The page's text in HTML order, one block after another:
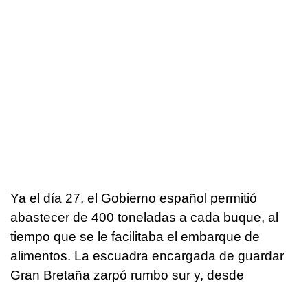
Ya el día 27, el Gobierno español permitió
abastecer de 400 toneladas a cada buque, al
tiempo que se le facilitaba el embarque de
alimentos. La escuadra encargada de guardar
Gran Bretaña zarpó rumbo sur y, desde